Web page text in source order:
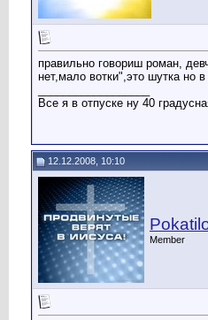
правильно говориш роман,
нет,мало вотки",это шутка но
Все я в отпуске ну 40
12.12.2008, 10:10
Member